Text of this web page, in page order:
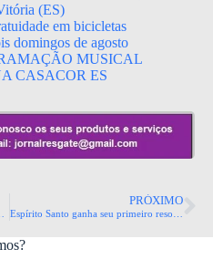
(ES)
em bicicletas
domingos de agosto
MUSICAL
CASACOR ES
PRÓXIMO